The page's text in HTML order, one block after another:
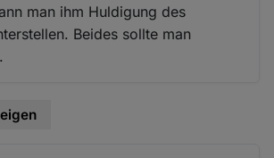
man ihm Huldigung des
Beides sollte man